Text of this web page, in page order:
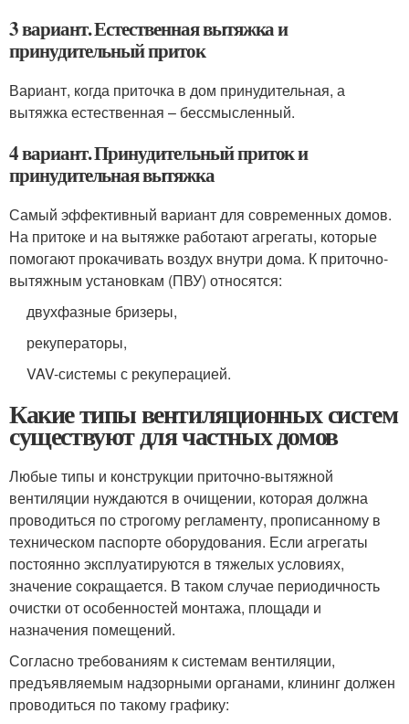
3 вариант. Естественная вытяжка и
принудительный приток
Вариант, когда приточка в дом принудительная, а
вытяжка естественная – бессмысленный.
4 вариант. Принудительный приток и
принудительная вытяжка
Самый эффективный вариант для современных домов.
На притоке и на вытяжке работают агрегаты, которые
помогают прокачивать воздух внутри дома. К приточно-
вытяжным установкам (ПВУ) относятся:
двухфазные бризеры,
рекуператоры,
VAV-системы с рекуперацией.
Какие типы вентиляционных систем
существуют для частных домов
Любые типы и конструкции приточно-вытяжной
вентиляции нуждаются в очищении, которая должна
проводиться по строгому регламенту, прописанному в
техническом паспорте оборудования. Если агрегаты
постоянно эксплуатируются в тяжелых условиях,
значение сокращается. В таком случае периодичность
очистки от особенностей монтажа, площади и
назначения помещений.
Согласно требованиям к системам вентиляции,
предъявляемым надзорными органами, клининг должен
проводиться по такому графику: